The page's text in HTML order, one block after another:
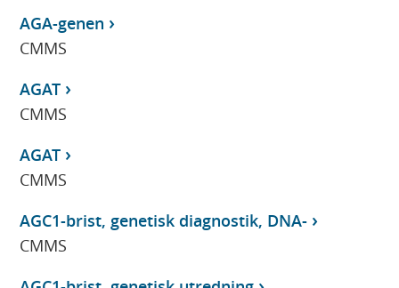
AGA-genen
CMMS
AGAT
CMMS
AGAT
CMMS
AGC1-brist, genetisk diagnostik, DNA-
CMMS